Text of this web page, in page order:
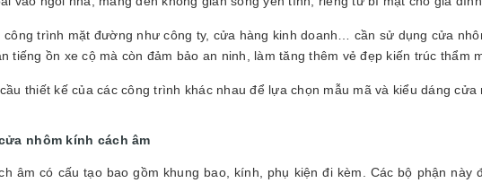
trình mặt đường như công ty, cửa hàng kinh doanh… cần sử dụng cửa
tiếng ồn xe cộ mà còn đảm bảo an ninh, làm tăng thêm vẻ đẹp kiến trúc thẩm
thiết kế của các công trình khác nhau để lựa chọn mẫu mã và kiểu dáng cửa
nhôm kính cách âm
âm có cấu tạo bao gồm khung bao, kính, phụ kiện đi kèm. Các bộ phận này